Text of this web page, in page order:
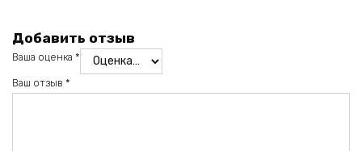
Добавить отзыв
Ваша оценка *
Ваш отзыв *